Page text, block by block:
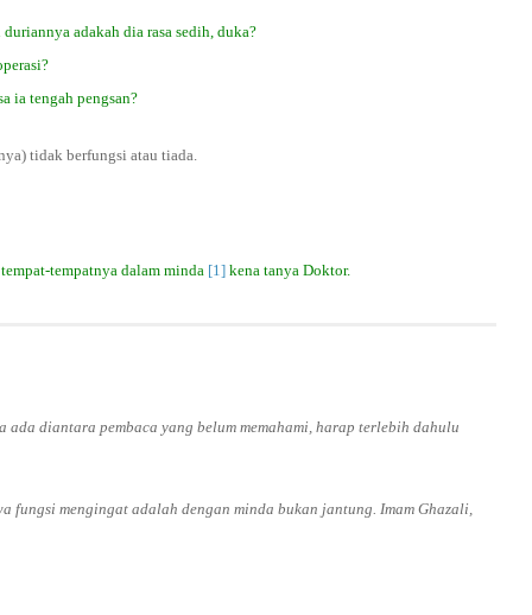
adakah dia rasa sedih, duka?
ia tengah pengsan?
tidak berfungsi atau tiada.
tempatnya dalam minda [1] kena tanya Doktor.
diantara pembaca yang belum memahami, harap terlebih dahulu
mengingat adalah dengan minda bukan jantung. Imam Ghazali,